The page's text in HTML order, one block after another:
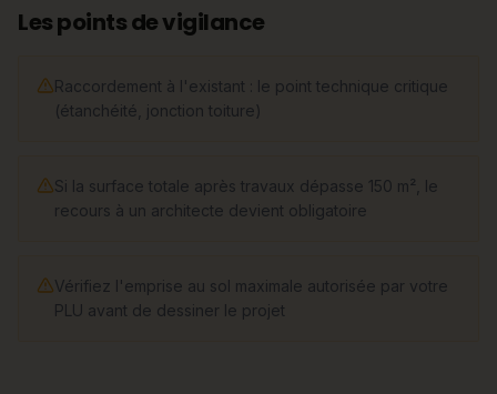
Les points de vigilance
Raccordement à l'existant : le point technique critique
(étanchéité, jonction toiture)
Si la surface totale après travaux dépasse 150 m², le
recours à un architecte devient obligatoire
Vérifiez l'emprise au sol maximale autorisée par votre
PLU avant de dessiner le projet